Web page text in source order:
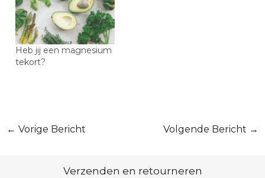
Heb jij een magnesium
tekort?
Bericht
← Vorige Bericht Volgende Bericht →
Verzenden en retourneren